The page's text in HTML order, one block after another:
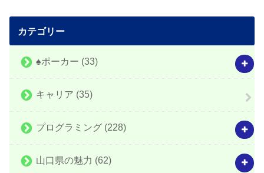
カテゴリー
♠️ポーカー (33)
キャリア (35)
プログラミング (228)
山口県の魅力 (62)